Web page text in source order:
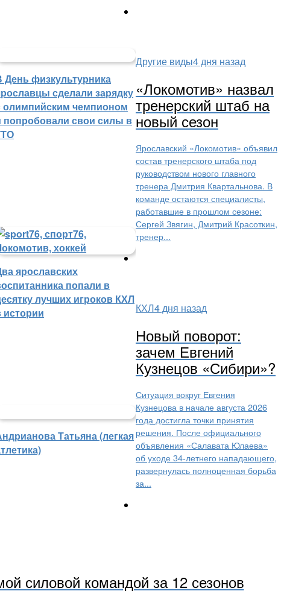
День физкультурника
сделали зарядку
олимпийским чемпионом
попробовали свои силы в
ярославских
попали в
лучших игроков КХЛ
истории
Татьяна (легкая
Другие виды4 дня назад
«Локомотив» назвал
тренерский штаб на
новый сезон
Ярославский «Локомотив» объявил
состав тренерского штаба под
руководством нового главного
тренера Дмитрия Квартальнова. В
команде остаются специалисты,
работавшие в прошлом сезоне:
Сергей Звягин, Дмитрий Красоткин,
тренер...
КХЛ4 дня назад
Новый поворот:
зачем Евгений
Кузнецов «Сибири»?
Ситуация вокруг Евгения
Кузнецова в начале августа 2026
года достигла точки принятия
решения. После официального
объявления «Салавата Юлаева»
об уходе 34-летнего нападающего,
развернулась полноценная борьба
за...
силовой командой за 12 сезонов